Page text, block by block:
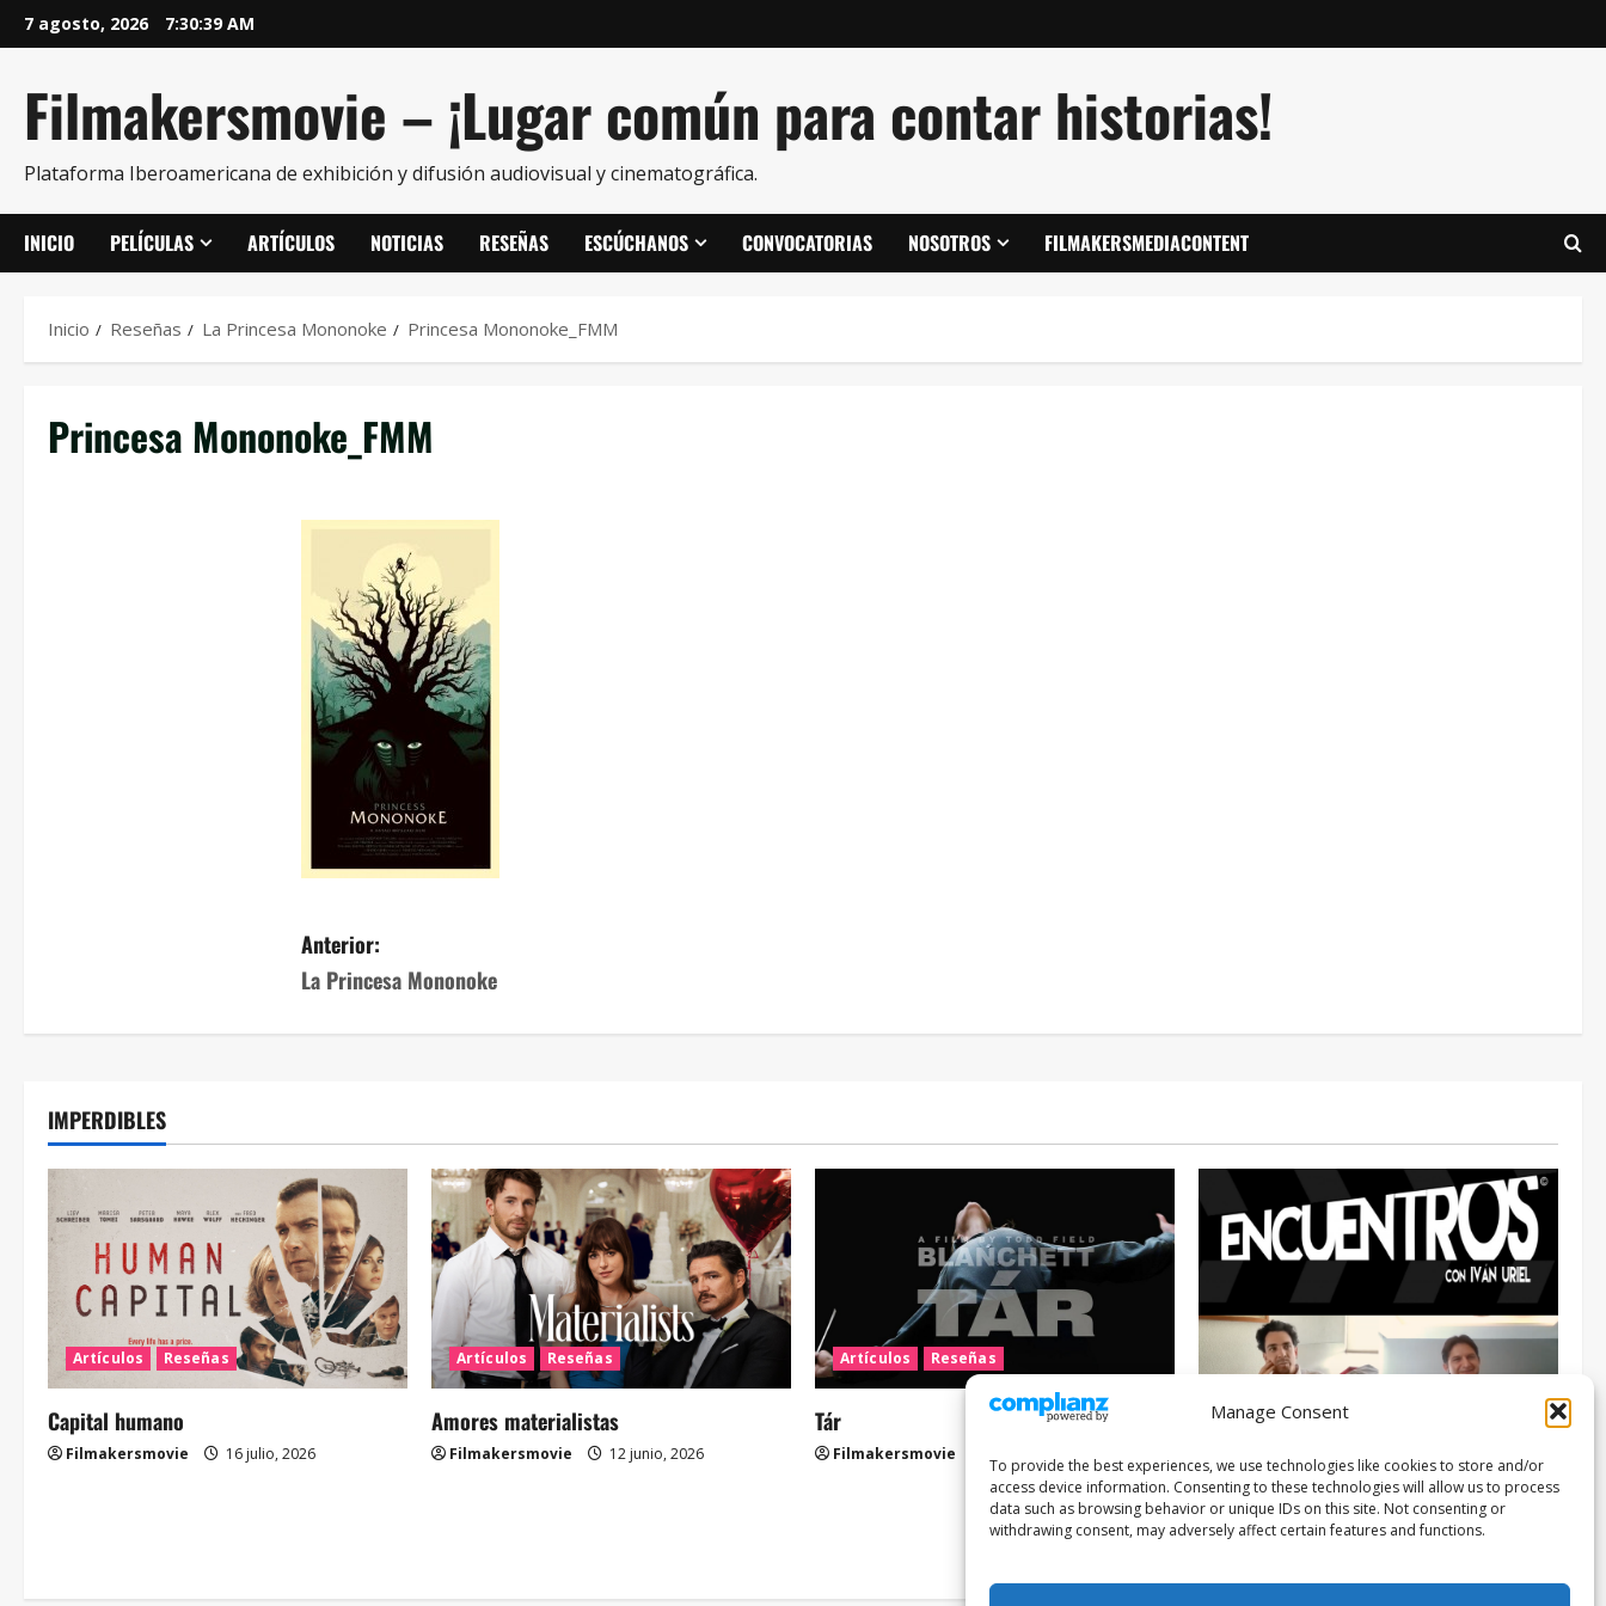
Manage Consent
To provide the best experiences, we use technologies like cookies to store and/or
access device information. Consenting to these technologies will allow us to process
data such as browsing behavior or unique IDs on this site. Not consenting or
withdrawing consent, may adversely affect certain features and functions.
7 agosto, 2026 7:30:40 AM
Filmakersmovie – ¡Lugar común para contar historias!
Plataforma Iberoamericana de exhibición y difusión audiovisual y cinematográfica.
INICIO PELÍCULAS ARTÍCULOS NOTICIAS RESEÑAS ESCÚCHANOS CONVOCATORIAS NOSOTROS FILMAKERSMEDIACONTENT
Inicio Reseñas La Princesa Mononoke Princesa Mononoke_FMM
Princesa Mononoke_FMM
Anterior:
La Princesa Mononoke
IMPERDIBLES
Artículos Reseñas
Capital humano
Filmakersmovie 16 julio, 2026
Artículos Reseñas
Amores materialistas
Filmakersmovie 12 junio, 2026
Artículos Reseñas
Tár
Filmakersmovie
ENCUENTROS CON IVÁN URIEL T3E22:
JUAN PATRICIO RIVEROLL